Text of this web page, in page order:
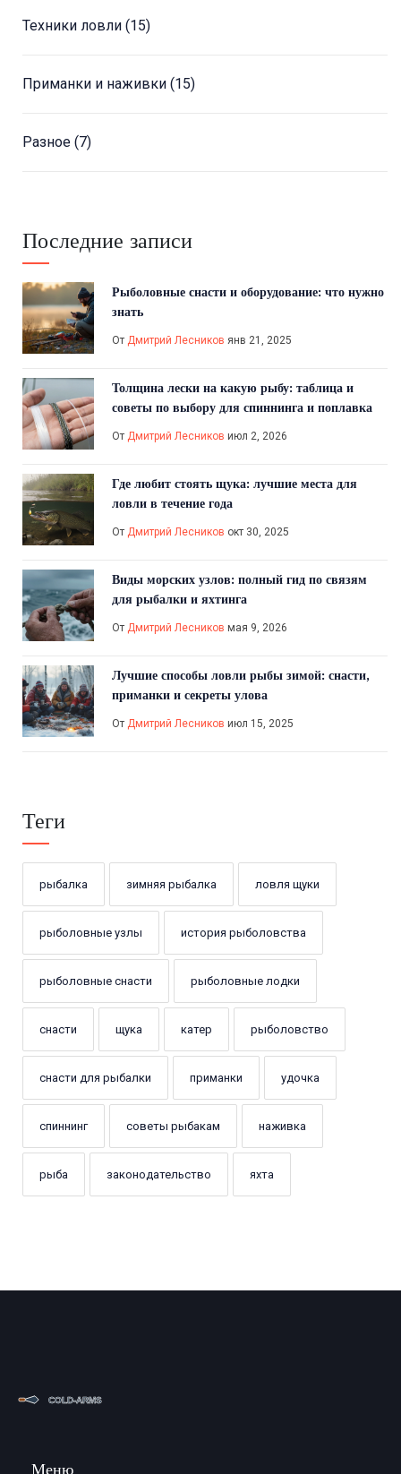
Техники ловли (15)
Приманки и наживки (15)
Разное (7)
Последние записи
Рыболовные снасти и оборудование: что нужно
знать
От Дмитрий Лесников янв 21, 2025
Толщина лески на какую рыбу: таблица и
советы по выбору для спиннинга и поплавка
От Дмитрий Лесников июл 2, 2026
Где любит стоять щука: лучшие места для
ловли в течение года
От Дмитрий Лесников окт 30, 2025
Виды морских узлов: полный гид по связям
для рыбалки и яхтинга
От Дмитрий Лесников мая 9, 2026
Лучшие способы ловли рыбы зимой: снасти,
приманки и секреты улова
От Дмитрий Лесников июл 15, 2025
Теги
рыбалка зимняя рыбалка ловля щуки
рыболовные узлы история рыболовства
рыболовные снасти рыболовные лодки
снасти щука катер рыболовство
снасти для рыбалки приманки удочка
спиннинг советы рыбакам наживка
рыба законодательство яхта
Меню